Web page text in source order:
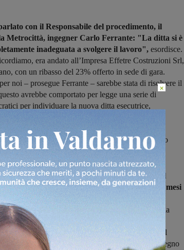
con il Responsabile del procedimento, il
Metrocittà, ingegner Carlo Ferrante: "La ditta si è
inadeguata a svolgere il lavoro", esordisce.
era andato all’Impresa Effetre Costruzioni Srl,
con un ribasso del 23% offerto in sede di gara.
noi – prosegue Ferrante – sarebbe stata di risolvere il
avrebbe comportato per legge una serie di
per individuare la nuova ditta esecutrice,
ma mantenendo le stesse condizioni del
sarebbe stato oggettivamente complessa e
rischiare di non trovare in graduatoria un nuovo
combattere in questi mesi per mantenere il
Questo è un lavoro che doveva durare tre mesi
–un lavoro piuttosto semplice, con l'unica
alla presenza di un traffico importante per via
autostradale. Ma all'indeguatezza
dei lavori si è aggiunta anche quella relativa al
eseguiti i lavori. A questo punto, però, il mio impegno
×